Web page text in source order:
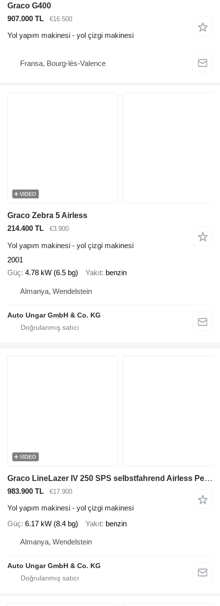
Graco G400
907.000 TL
€16.500
Yol yapım makinesi - yol çizgi makinesi
Fransa, Bourg-lès-Valence
VIDEO
Graco Zebra 5 Airless
214.400 TL
€3.900
Yol yapım makinesi - yol çizgi makinesi
2001
Güç 4.78 kW (6.5 bg) Yakıt benzin
Almanya, Wendelstein
Auto Ungar GmbH & Co. KG
VIDEO
Graco LineLazer IV 250 SPS selbstfahrend Airless Perlen Roadmarking St
983.900 TL €17.900
Yol yapım makinesi - yol çizgi makinesi
Güç 6.17 kW (8.4 bg) Yakıt benzin
Almanya, Wendelstein
Auto Ungar GmbH & Co. KG